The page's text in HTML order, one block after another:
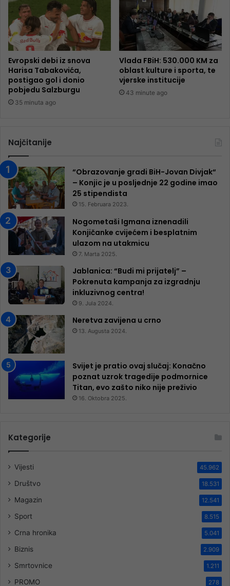
Evropski debi iz snova
Harisa Tabakovića,
postigao gol i donio
pobjedu Salzburgu
35 minuta ago
Vlada FBiH: 530.000 KM za
oblast kulture i sporta, te
vjerske institucije
43 minute ago
Najčitanije
“Obrazovanje gradi BiH-Jovan Divjak“
– Konjic je u posljednje 22 godine imao
25 ​​stipendista
15. Februara 2023.
Nogometaši Igmana iznenadili
Konjičanke cvijećem i besplatnim
ulazom na utakmicu
7. Marta 2025.
Jablanica: “Budi mi prijatelj” –
Pokrenuta kampanja za izgradnju
inkluzivnog centra!
9. Jula 2024.
Neretva zavijena u crno
13. Augusta 2024.
Svijet je pratio ovaj slučaj: Konačno
poznat uzrok tragedije podmornice
Titan, evo zašto niko nije preživio
16. Oktobra 2025.
Kategorije
Vijesti 45.962
Društvo 18.531
Magazin 12.541
Sport 8.515
Crna hronika 5.041
Biznis 2.909
Smrtovnice 1.211
PROMO 278